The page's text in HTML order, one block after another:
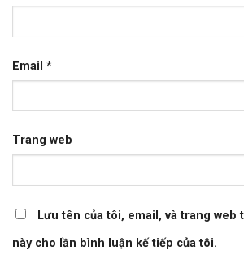
Email *
Trang web
Lưu tên của tôi, email, và trang
này cho lần bình luận kế tiếp của tôi.